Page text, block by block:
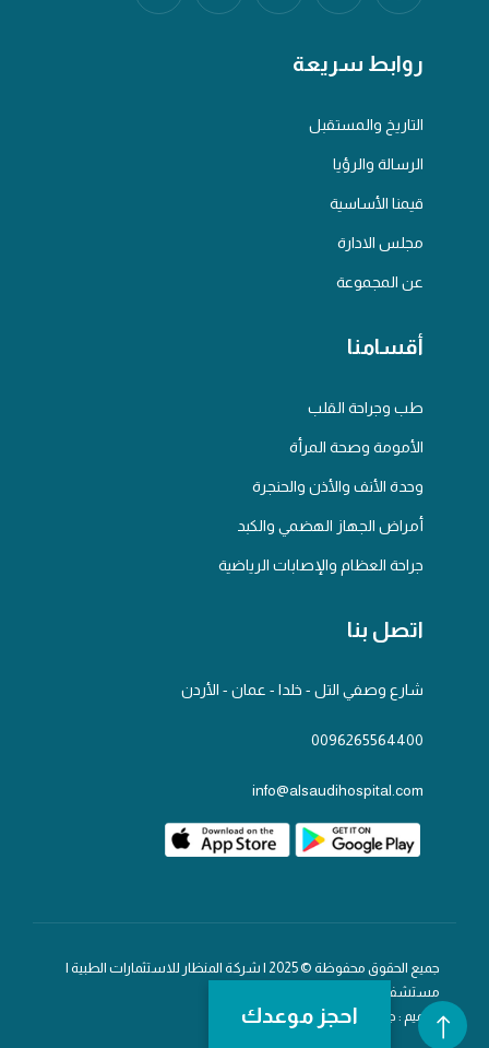
روابط سريعة
التاريخ والمستقبل
الرسالة والرؤيا
قيمنا الأساسية
مجلس الادارة
عن المجموعة
أقسامنا
طب وجراحة القلب
الأمومة وصحة المرأة
وحدة الأنف والأذن والحنجرة
أمراض الجهاز الهضمي والكبد
جراحة العظام والإصابات الرياضية
اتصل بنا
شارع وصفي التل - خلدا - عمان - الأردن
0096265564400
info@alsaudihospital.com
جميع الحقوق محفوظة © 2025 | شركة المنظار للاستثمارات الطبية |
مستشفى السعودي
تصميم : جلف تكاحجز موعدك